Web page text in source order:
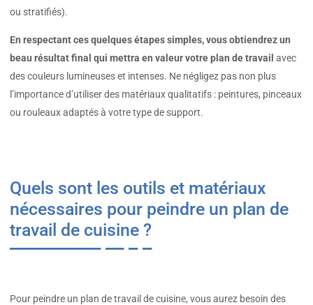
ou stratifiés).
En respectant ces quelques étapes simples, vous obtiendrez un
beau résultat final qui mettra en valeur votre plan de travail avec
des couleurs lumineuses et intenses. Ne négligez pas non plus
l’importance d’utiliser des matériaux qualitatifs : peintures, pinceaux
ou rouleaux adaptés à votre type de support.
Quels sont les outils et matériaux
nécessaires pour peindre un plan de
travail de cuisine ?
Pour peindre un plan de travail de cuisine, vous aurez besoin des